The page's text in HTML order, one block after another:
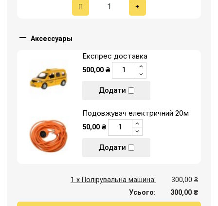
 Аксессуары
Експрес доставка
500,00 ₴
Додати
Подовжувач електричний 20м
50,00 ₴
Додати
1 x Полірувальна машина:
300,00 ₴
Усього:
300,00 ₴